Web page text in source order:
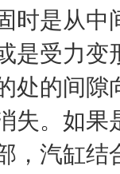
时是从中
是受力变
处的间隙
失。如果
，汽缸结